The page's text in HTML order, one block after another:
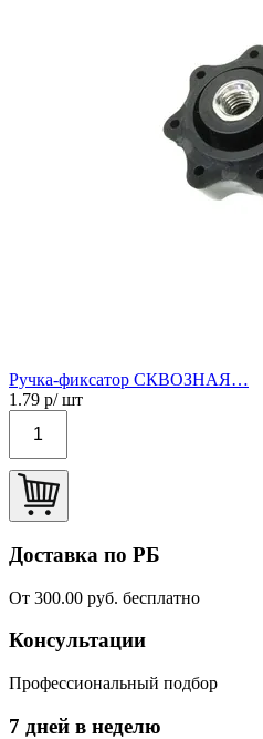
Ручка-фиксатор СКВОЗНАЯ…
1.79 р/ шт
Доставка по РБ
От 300.00 руб. бесплатно
Консультации
Профессиональный подбор
7 дней в неделю